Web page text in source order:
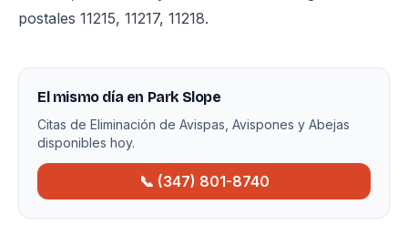
postales 11215, 11217, 11218.
El mismo día en Park Slope
Citas de Eliminación de Avispas, Avispones y Abejas
disponibles hoy.
📞 (347) 801-8740